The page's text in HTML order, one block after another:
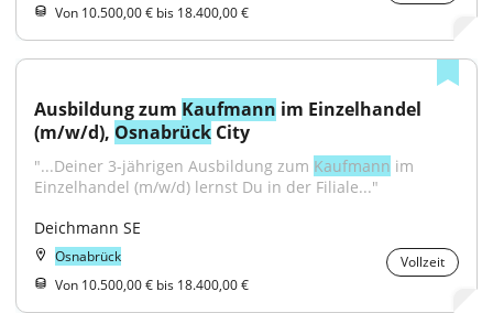
Von 10.500,00 € bis 18.400,00 €
Ausbildung zum Kaufmann im Einzelhandel
(m/w/d), Osnabrück City
"...Deiner 3-jährigen Ausbildung zum Kaufmann im
Einzelhandel (m/w/d) lernst Du in der Filiale..."
Deichmann SE
Osnabrück
Vollzeit
Von 10.500,00 € bis 18.400,00 €